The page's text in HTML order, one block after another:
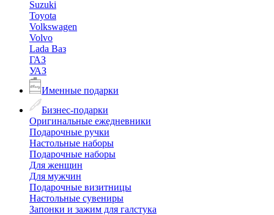
Suzuki
Toyota
Volkswagen
Volvo
Lada Ваз
ГАЗ
УАЗ
Именные подарки
Бизнес-подарки
Оригинальные ежедневники
Подарочные ручки
Настольные наборы
Подарочные наборы
Для женщин
Для мужчин
Подарочные визитницы
Настольные сувениры
Запонки и зажим для галстука